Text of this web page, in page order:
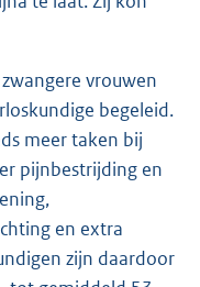
vrouwen
begeleid.
meer taken bij
pijnbestrijding en
en extra
zijn daardoor